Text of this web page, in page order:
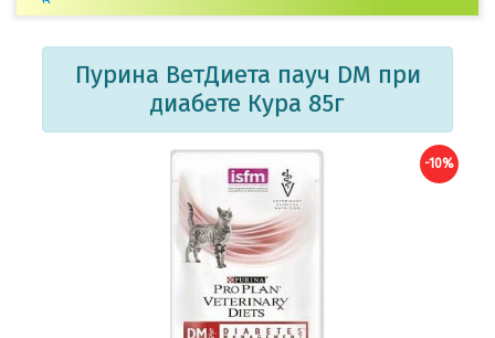
Пурина ВетДиета пауч DM при
диабете Кура 85г
-10%